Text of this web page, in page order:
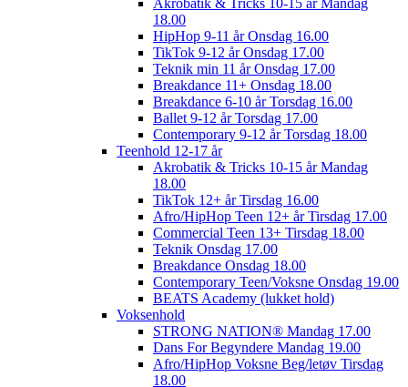
Akrobatik & Tricks 10-15 år Mandag
18.00
HipHop 9-11 år Onsdag 16.00
TikTok 9-12 år Onsdag 17.00
Teknik min 11 år Onsdag 17.00
Breakdance 11+ Onsdag 18.00
Breakdance 6-10 år Torsdag 16.00
Ballet 9-12 år Torsdag 17.00
Contemporary 9-12 år Torsdag 18.00
Teenhold 12-17 år
Akrobatik & Tricks 10-15 år Mandag
18.00
TikTok 12+ år Tirsdag 16.00
Afro/HipHop Teen 12+ år Tirsdag 17.00
Commercial Teen 13+ Tirsdag 18.00
Teknik Onsdag 17.00
Breakdance Onsdag 18.00
Contemporary Teen/Voksne Onsdag 19.00
BEATS Academy (lukket hold)
Voksenhold
STRONG NATION® Mandag 17.00
Dans For Begyndere Mandag 19.00
Afro/HipHop Voksne Beg/letøv Tirsdag
18.00